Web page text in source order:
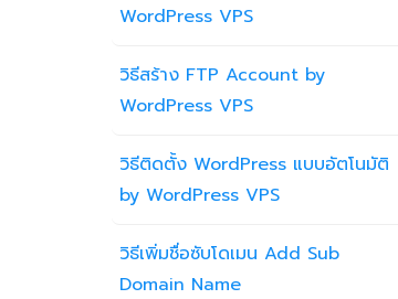
WordPress VPS
วิธีสร้าง FTP Account by
WordPress VPS
วิธีติดตั้ง WordPress แบบอัตโนมัติ
by WordPress VPS
วิธีเพิ่มชื่อซับโดเมน Add Sub
Domain Name